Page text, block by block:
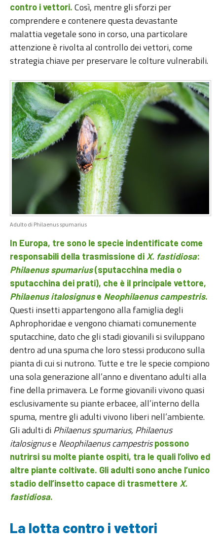
contro i vettori. Così, mentre gli sforzi per
comprendere e contenere questa devastante
malattia vegetale sono in corso, una particolare
attenzione è rivolta al controllo dei vettori, come
strategia chiave per preservare le colture vulnerabili.
Adulto di Philaenus spumarius
In Europa, tre sono le specie indentificate come
responsabili della trasmissione di X. fastidiosa:
Philaenus spumarius(sputacchina media o
sputacchina dei prati), che è il principale vettore,
Philaenus italosignuse Neophilaenus campestris.
Questi insetti appartengono alla famiglia degli
Aphrophoridae e vengono chiamati comunemente
sputacchine, dato che gli stadi giovanili si sviluppano
dentro ad una spuma che loro stessi producono sulla
pianta di cui si nutrono. Tutte e tre le specie compiono
una sola generazione all’anno e diventano adulti alla
fine della primavera. Le forme giovanili vivono quasi
esclusivamente su piante erbacee, all’interno della
spuma, mentre gli adulti vivono liberi nell’ambiente.
Gli adulti diPhilaenus spumarius, Philaenus
italosignuse Neophilaenus campestris possono
nutrirsi su molte piante ospiti, tra le quali l’olivo ed
altre piante coltivate. Gli adulti sono anche l’unico
stadio dell’insetto capace di trasmettere X.
fastidiosa.
La lotta contro i vettori